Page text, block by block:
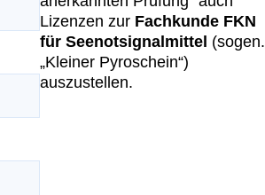
Lizenzen zur Fachkunde FKN
für Seenotsignalmittel (sogen.
„Kleiner Pyroschein“)
auszustellen.